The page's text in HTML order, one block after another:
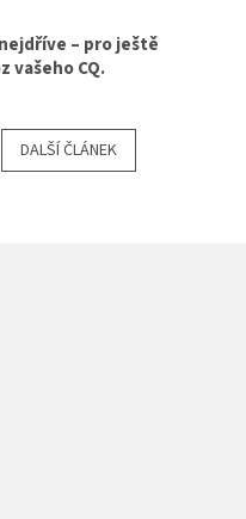
– pro ještě
vašeho CQ.
DALŠÍ ČLÁNEK